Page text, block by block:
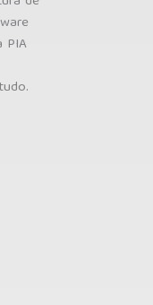
PIA